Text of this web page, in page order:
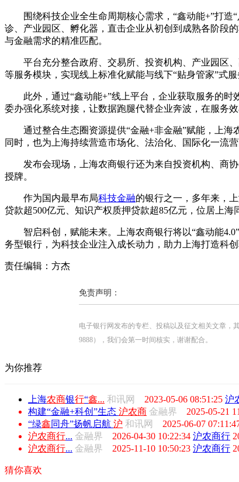
围绕科技企业全生命周期核心需求，“鑫动能+”打
诊、产业园区、孵化器，直击企业从初创到成熟各阶段
与金融需求的精准匹配。
平台充分整合政府、交易所、投资机构、产业园区
等服务模块，实现线上标准化赋能与线下“贴身管家”式服
此外，通过“鑫动能+”线上平台，企业获取服务的
委办强化系统对接，让数据跑腿代替企业奔波，在服务
通过整合生态圈资源提供“金融+非金融”赋能，上
同时，也为上海持续营造市场化、法治化、国际化一流营
发布会现场，上海农商银行还为来自投资机构、商
授牌。
作为国内最早布局科技金融的银行之一，多年来，
贷款超500亿元、知识产权质押贷款超85亿元，位居上海
智启科创，赋能未来。上海农商银行将以“鑫动能
务型银行，为科技企业注入成长动力，助力上海打造科创
责任编辑：方杰
免责声明：
电子银行网发布的专栏、投稿以及征文相关文章，
9888），我们会第一时间核实，谢谢配合。
为你推荐
上海农商银行“鑫... 和讯网 2023-05-06 08:51:25 沪
构建“金融+科创”生态 沪农商 金融界 2025-05-21
“绿鑫同舟”扬帆启航 沪 和讯网 2025-06-07
沪农商行... 金融界 2026-04-30 10:22:34 沪农商行
沪农商行... 金融界 2025-11-10 10:50:23 沪农商行
猜你喜欢